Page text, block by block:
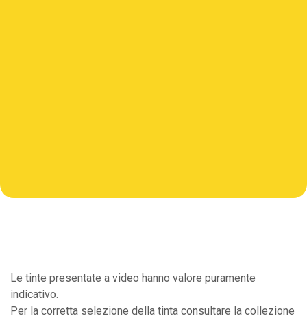
Le tinte presentate a video hanno valore puramente
indicativo.
Per la corretta selezione della tinta consultare la collezione